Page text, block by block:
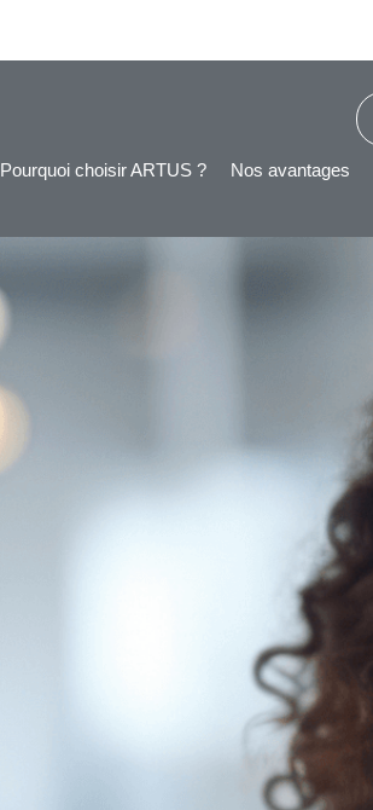
Pourquoi choisir ARTUS ? Nos avantages